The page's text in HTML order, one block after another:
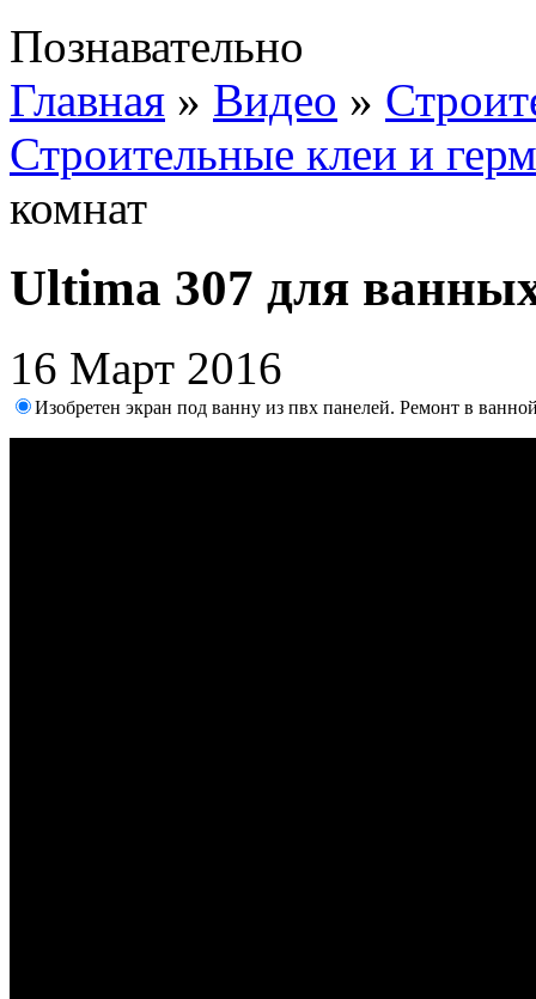
Познавательно
Главная » Видео »
Строительные клеи и
комнат
Ultima 307 для
16 Март 2016
Изобретен экран под ванну из пвх панелей. Ремонт в